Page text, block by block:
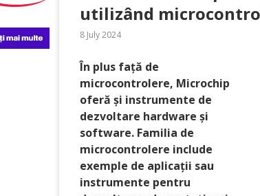
utilizând
8 July 2024
În plus față de
microcontrolere, Microchip
oferă și instrumente de
dezvoltare hardware și
software. Familia de
microcontrolere include
exemple de aplicații sau
instrumente pentru